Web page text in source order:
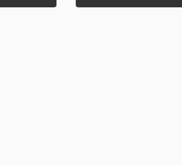
2024年5月9日